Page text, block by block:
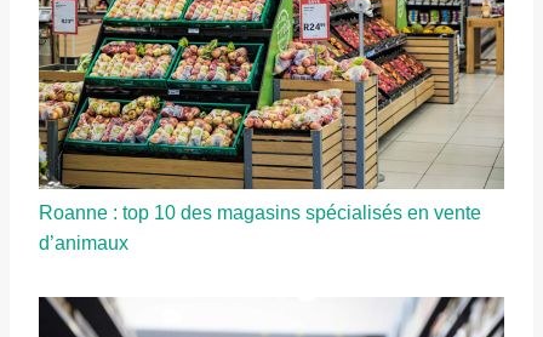
Roanne : top 10 des magasins spécialisés en vente
d’animaux